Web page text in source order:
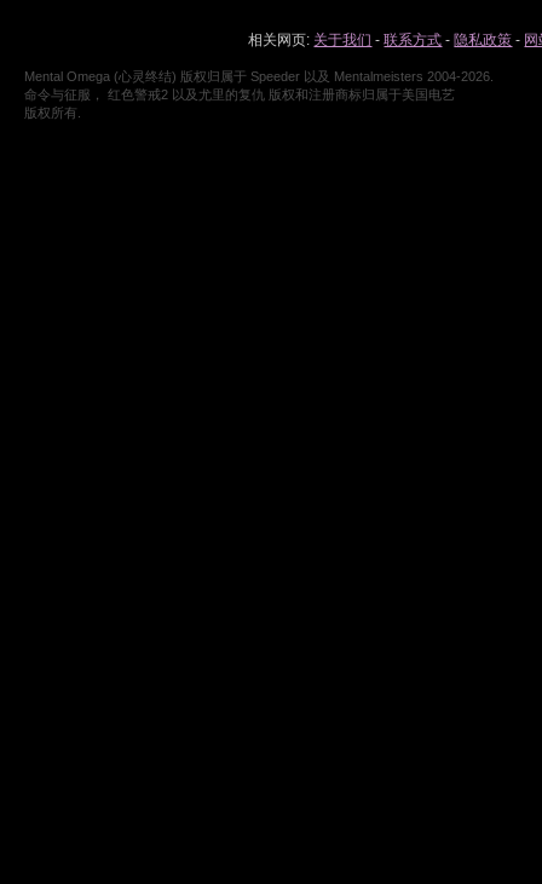
相关网页: 关于我们 -联系方式 - 隐私政策 -
Mental Omega (心灵终结) 版权归属于 Speeder 以及 Mentalmeisters 2004-2026.
命令与征服， 红色警戒2 以及尤里的复仇 版权和注册商标归属于美国电艺
版权所有.